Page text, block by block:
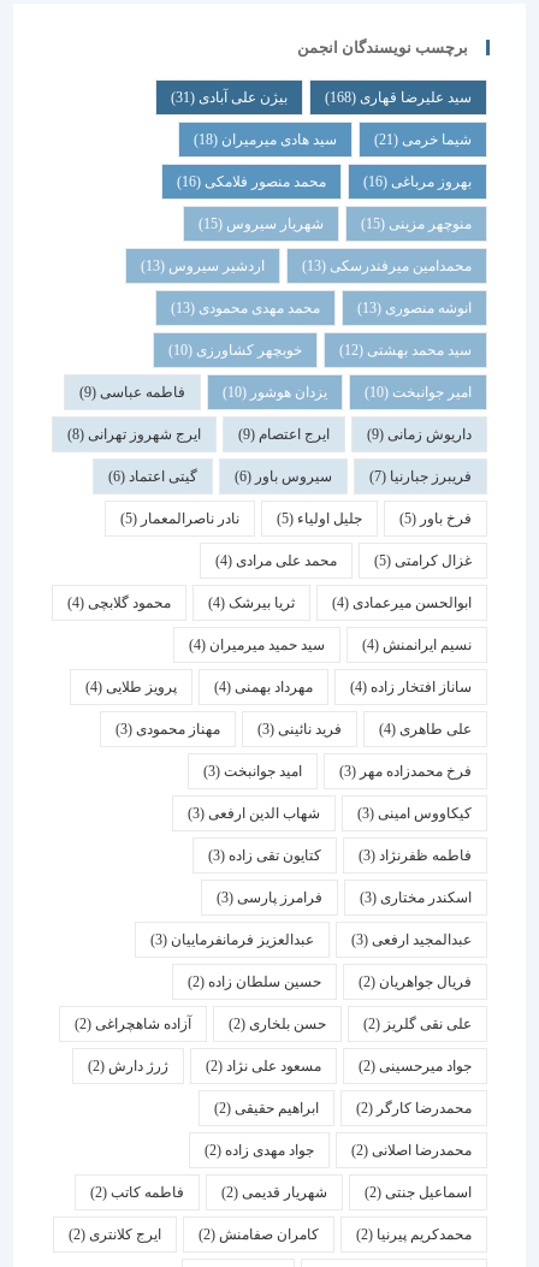
برچسب نویسندگان انجمن
سید علیرضا قهاری(168) بیژن علی آبادی(31)
شیما خرمی(21) سید هادی میرمیران(18)
بهروز مرباغی (16) محمد منصور فلامکی (16)
منوچهر مزینی(15) شهریار سیروس(15)
محمدامین میرفندرسکی(13) اردشیر سیروس(13)
انوشه منصوری(13) محمد مهدی محمودی(13)
سید محمد بهشتی(12) خوبچهر کشاورزی(10)
امیر جوانبخت(10) یزدان هوشور(10) فاطمه عباسی(9)
داریوش زمانی(9) ایرج اعتصام(9) ایرج شهروز تهرانی(8)
فریبرز جبارنیا(7) سیروس باور(6) گیتی اعتماد(6)
فرخ باور(5) جلیل اولیاء(5) نادر ناصرالمعمار (5)
غزال کرامتی(5) محمد علی مرادی(4)
ابوالحسن میرعمادی(4) ثریا بیرشک(4) محمود گلابچی(4)
نسیم ایرانمنش(4) سید حمید میرمیران(4)
ساناز افتخار زاده(4) مهرداد بهمنی (4) پرویز طلایی(4)
علی طاهری(4) فرید نائینی(3) مهناز محمودی(3)
فرخ محمدزاده مهر(3) امید جوانبخت(3)
کیکاووس امینی(3) شهاب الدین ارفعی(3)
فاطمه ظفرنژاد(3) کتایون تقی زاده(3)
اسكندر مختاری (3) فرامرز پارسی(3)
عبدالمجید ارفعی(3) عبدالعزیز فرمانفرماییان(3)
فریال جواهریان(2) حسین سلطان زاده(2)
علی نقی گلریز(2) حسن بلخاری(2) آزاده شاهچراغی(2)
جواد میرحسینی(2) مسعود علی نژاد(2) ژرژ دارش (2)
محمدرضا کارگر(2) ابراهیم حقیقی(2)
محمدرضا اصلانی(2) جواد مهدی زاده(2)
اسماعیل جنتی(2) شهریار قدیمی(2) فاطمه کاتب(2)
محمدکریم پیرنیا (2) کامران صفامنش(2) ایرج کلانتری (2)